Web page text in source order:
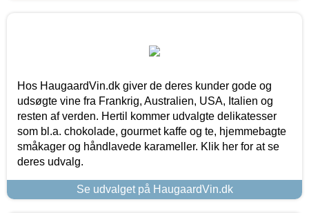
Hos HaugaardVin.dk giver de deres kunder gode og
udsøgte vine fra Frankrig, Australien, USA, Italien og
resten af verden. Hertil kommer udvalgte delikatesser
som bl.a. chokolade, gourmet kaffe og te, hjemmebagte
småkager og håndlavede karameller. Klik her for at se
deres udvalg.
Se udvalget på HaugaardVin.dk